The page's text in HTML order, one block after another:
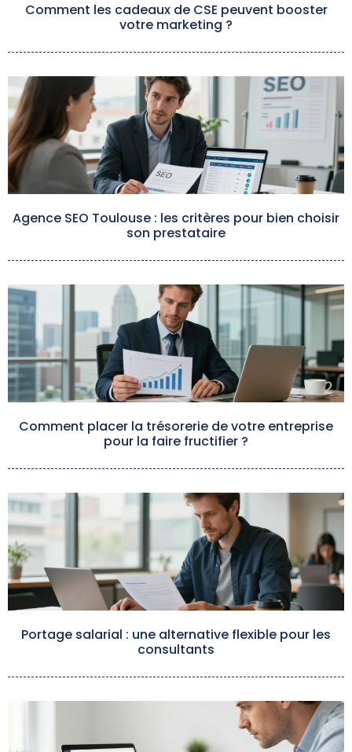
Comment les cadeaux de CSE peuvent booster
votre marketing ?
Agence SEO Toulouse : les critères pour bien choisir
son prestataire
Comment placer la trésorerie de votre entreprise
pour la faire fructifier ?
Portage salarial : une alternative flexible pour les
consultants